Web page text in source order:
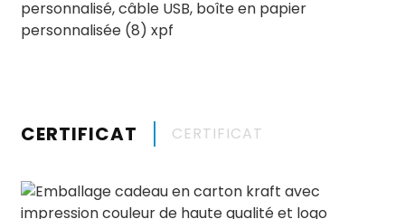
CERTIFICAT CERTIFICAT